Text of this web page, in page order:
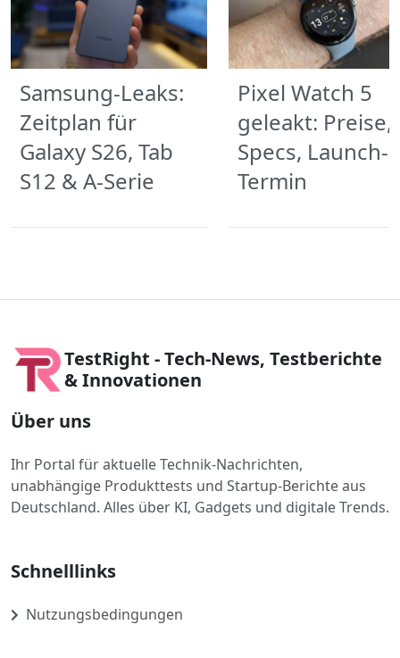
Samsung-Leaks:
Zeitplan für
Galaxy S26, Tab
S12 & A-Serie
Pixel Watch 5
geleakt: Preise,
Specs, Launch-
Termin
TestRight - Tech-News, Testberichte
& Innovationen
Über uns
Ihr Portal für aktuelle Technik-Nachrichten,
unabhängige Produkttests und Startup-Berichte aus
Deutschland. Alles über KI, Gadgets und digitale Trends.
Schnelllinks
Nutzungsbedingungen